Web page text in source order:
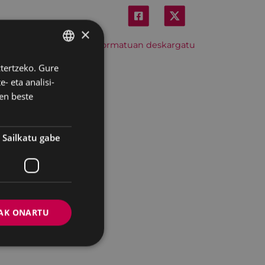
Hitzordu hau iCal formatuan deskargatu
BASQUE
SPANISH
×
Gure
eta analisi-
beste
Sailkatu gabe
ONARTU